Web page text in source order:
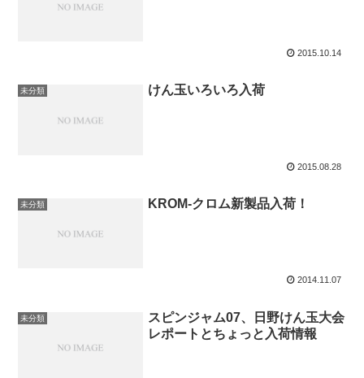
2015.10.14
未分類 けん玉いろいろ入荷
2015.08.28
未分類 KROM-クロム新製品入荷！
2014.11.07
未分類
スピンジャム07、日野けん玉大会
レポートとちょっと入荷情報